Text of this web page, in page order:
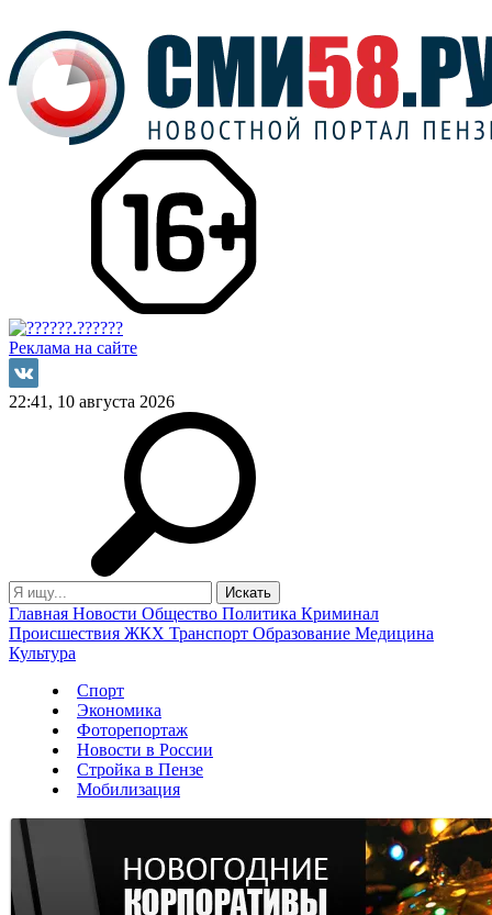
Реклама на сайте
22:41, 10 августа 2026
Главная Новости Общество Политика Криминал
Происшествия ЖКХ Транспорт Образование Медицина
Культура
Спорт
Экономика
Фоторепортаж
Новости в России
Стройка в Пензе
Мобилизация